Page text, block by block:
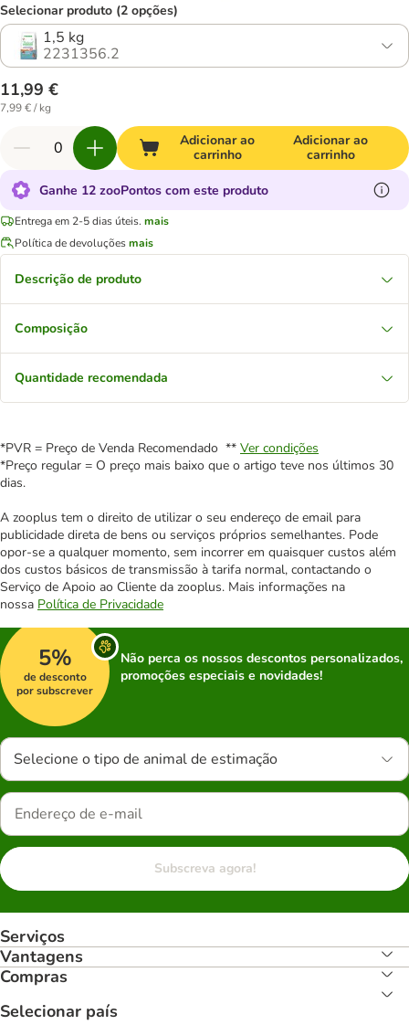
Selecionar produto (2 opções)
1,5 kg
2231356.2
11,99 €
7,99 € / kg
Adicionar ao
carrinho
Adicionar ao
carrinho
Ganhe 12 zooPontos com este produto
Entrega em 2-5 dias úteis. mais
Política de devoluçõesmais
Descrição de produto
Composição
Quantidade recomendada
*PVR = Preço de Venda Recomendado ** Ver condições
*Preço regular = O preço mais baixo que o artigo teve nos últimos 30
dias.
A zooplus tem o direito de utilizar o seu endereço de email para
publicidade direta de bens ou serviços próprios semelhantes. Pode
opor-se a qualquer momento, sem incorrer em quaisquer custos além
dos custos básicos de transmissão à tarifa normal, contactando o
Serviço de Apoio ao Cliente da zooplus. Mais informações na
nossa Política de Privacidade
5%
de desconto
por subscrever
Não perca os nossos descontos personalizados,
promoções especiais e novidades!
Selecione o tipo de animal de estimação
Subscreva agora!
Serviços
Vantagens
Compras
Selecionar país